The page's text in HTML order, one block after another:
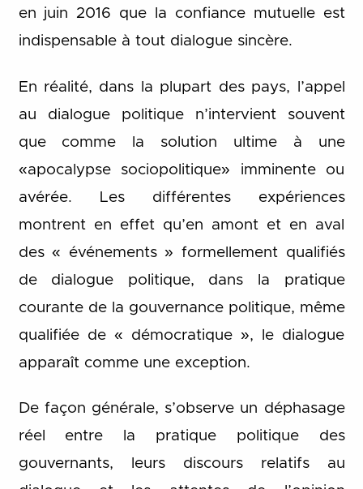
en juin 2016 que la confiance mutuelle est
indispensable à tout dialogue sincère.
En réalité, dans la plupart des pays, l’appel
au dialogue politique n’intervient souvent
que comme la solution ultime à une
«apocalypse sociopolitique» imminente ou
avérée. Les différentes expériences
montrent en effet qu’en amont et en aval
des « événements » formellement qualifiés
de dialogue politique, dans la pratique
courante de la gouvernance politique, même
qualifiée de « démocratique », le dialogue
apparaît comme une exception.
De façon générale, s’observe un déphasage
réel entre la pratique politique des
gouvernants, leurs discours relatifs au